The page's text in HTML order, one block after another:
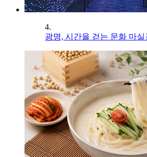
4.
광명, 시간을 걷는 문화 마실